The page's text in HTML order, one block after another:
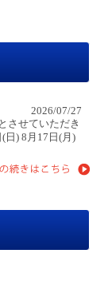
2026/07/27
させていただき
) 8月17日(月)